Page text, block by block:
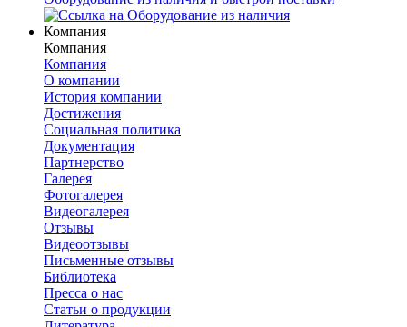
Компания
Компания
Компания
О компании
История компании
Достижения
Социальная политика
Документация
Партнерство
Галерея
Фотогалерея
Видеогалерея
Отзывы
Видеоотзывы
Письменные отзывы
Библиотека
Пресса о нас
Статьи о продукции